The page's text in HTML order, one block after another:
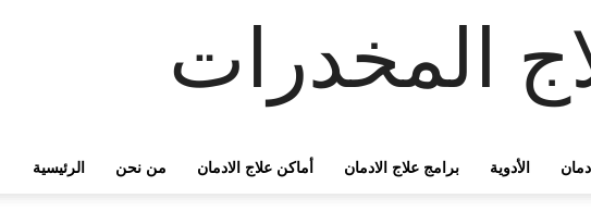
المخدرات
الرئيسية من نحن أماكن علاج الادمان برامج علاج الادمان الأدوية